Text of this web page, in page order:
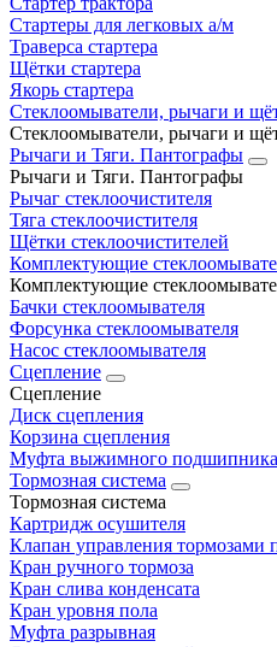
Стартеры для легковых а/м
Траверса стартера
Щётки стартера
Якорь стартера
Стеклоомыватели, рычаги и
Стеклоомыватели, рычаги и
Рычаги и Тяги. Пантографы
Рычаги и Тяги. Пантографы
Рычаг стеклоочистителя
Тяга стеклоочистителя
Щётки стеклоочистителей
Комплектующие
Комплектующие
Бачки стеклоомывателя
Форсунка стеклоомывателя
Насос стеклоомывателя
Сцепление
Сцепление
Диск сцепления
Корзина сцепления
Муфта выжимного подшипника
Тормозная система
Тормозная система
Картридж осушителя
Клапан управления тормозами
Кран ручного тормоза
Кран слива конденсата
Кран уровня пола
Муфта разрывная